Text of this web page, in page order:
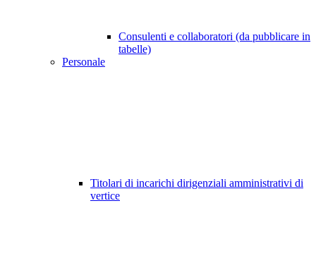
Consulenti e collaboratori (da pubblicare in
tabelle)
Personale
Titolari di incarichi dirigenziali amministrativi di
vertice